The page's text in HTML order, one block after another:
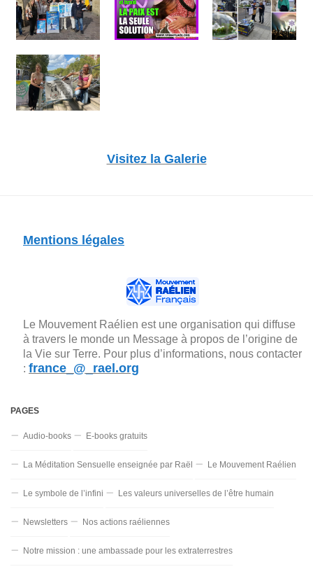
Visitez la Galerie
Mentions légales
Le Mouvement Raélien est une organisation qui diffuse
à travers le monde un Message à propos de l’origine de
la Vie sur Terre. Pour plus d’informations, nous contacter
: france_@_rael.org
PAGES
Audio-books E-books gratuits
La Méditation Sensuelle enseignée par Raël Le Mouvement Raélien
Le symbole de l’infini Les valeurs universelles de l’être humain
Newsletters Nos actions raéliennes
Notre mission : une ambassade pour les extraterrestres